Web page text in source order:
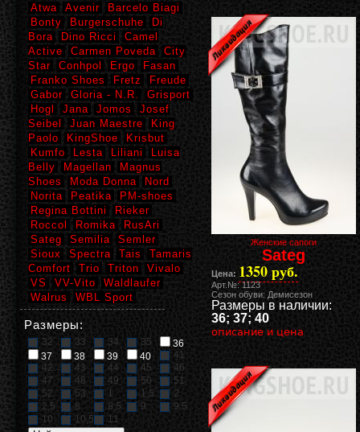
Женские сапоги
Sateg
Цена: 1350 руб.
Арт.№: 1123
Сезон обуви: Демисезон
Размеры в наличии:
36; 37; 40
описание и цена
Atwa
Avenir
Barcelo Biagi
Bonty
Burgerschuhe
Di
Bora
Dino Ricci
Camel
Active
Carmen Poveda
City
Star
Conhpol Ergo
Fasan
Franko Shoes
Fretz
Freude
Gabor
Gloria - N.R.
Grisport
Hogl
Jana Jomos
Josef
Seibel
Juan Maestre
King
Paolo
KingShoe
Krisbut
Kumfo
Lesta Liliani
Luisa
Belly
Magellan
Magnus
Shoes
Moda Donna
Nord
Norita
Peatika
PM-shoes
Regina Bottini
Rieker
Roccol
Romika
RusAri
Sateg
Semilia
Semler
Sioux
Spectra Tais
Tamaris
Comfort
Trio Triton
Vivalo
VS
VV-Vito
Waldlaufer
Walrus
WBL Sport
Размеры:
32 33 34 35
36
37
38 39 40
41
42
43 44 45
46
47
48 49 50
51
52
53 1 1,5
2
2,5
8 8,5 9
9,5
10
10,5 11